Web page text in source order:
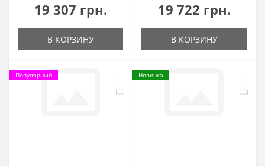
19 307 грн.
В КОРЗИНУ
19 722 грн.
В КОРЗИНУ
Популярный Новинка